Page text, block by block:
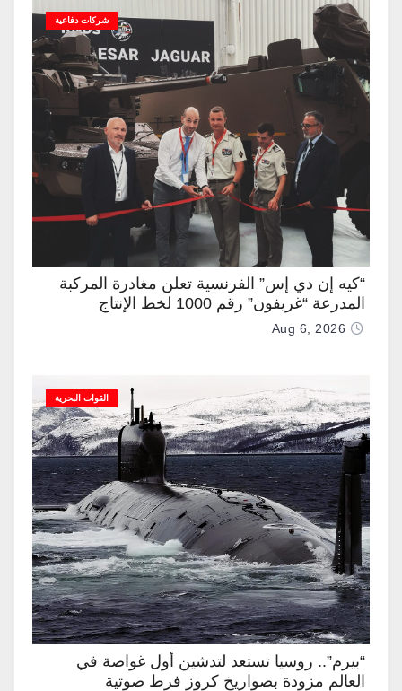
شركات دفاعية
“كيه إن دي إس” الفرنسية تعلن مغادرة المركبة
المدرعة “غريفون” رقم 1000 لخط الإنتاج
Aug 6, 2026
القوات البحرية
“بيرم”.. روسيا تستعد لتدشين أول غواصة في
العالم مزودة بصواريخ كروز فرط صوتية